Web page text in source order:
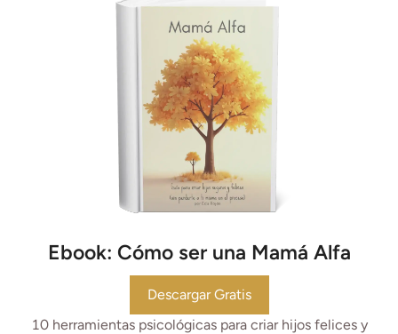
Ebook: Cómo ser una Mamá Alfa
Descargar Gratis
10 herramientas psicológicas para criar hijos felices y